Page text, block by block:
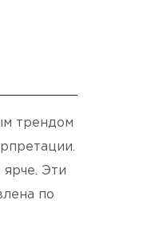
трендом
Эти
по